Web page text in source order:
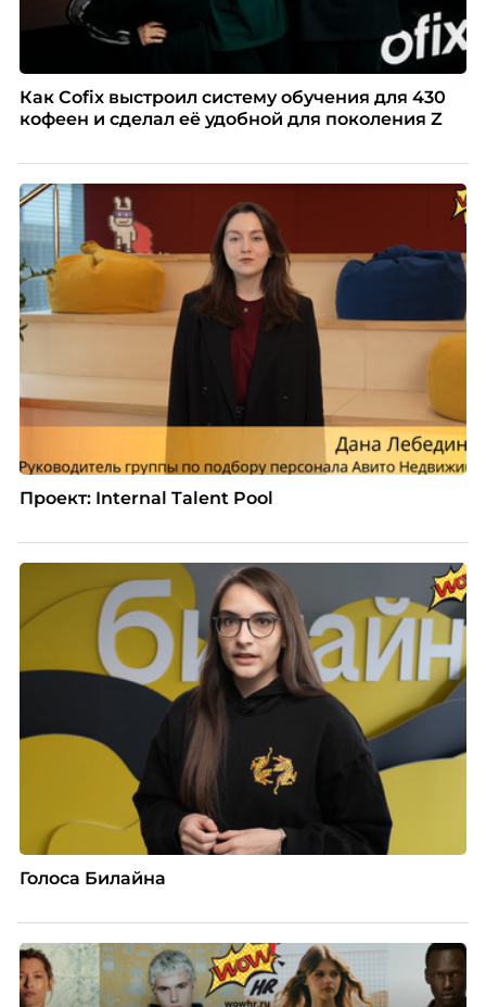
Как Cofix выстроил систему обучения для 430
кофеен и сделал её удобной для поколения Z
Проект: Internal Talent Pool
Голоса Билайна